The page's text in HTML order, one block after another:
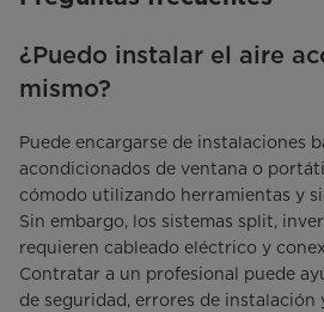
¿Puedo instalar el aire
mismo?
Puede encargarse de instalaciones
acondicionados de ventana o
cómodo utilizando herramientas y
Sin embargo, los sistemas split,
requieren cableado eléctrico y
Contratar a un profesional puede
de seguridad, errores de instalación